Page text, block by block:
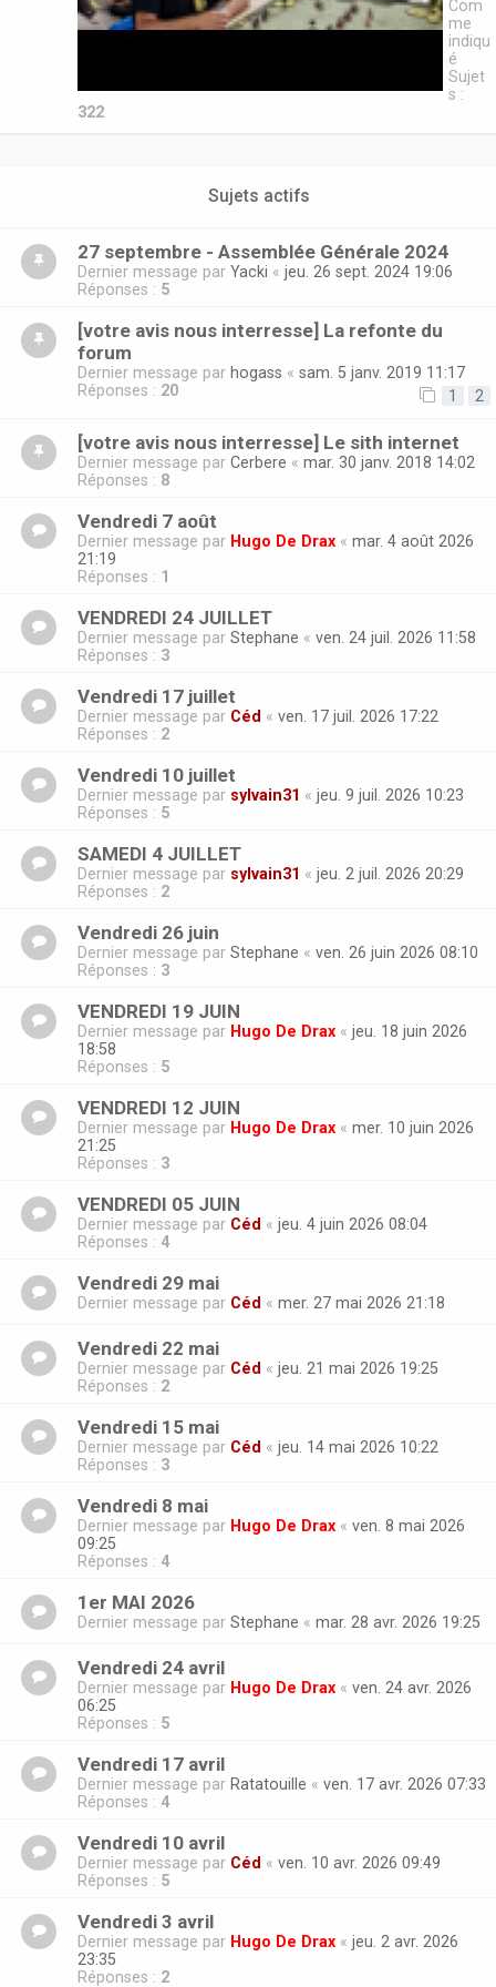
Com
me
indiqu
é
Sujet
s :
322
Sujets actifs
27 septembre - Assemblée Générale 2024
Dernier message par Yacki « jeu. 26 sept. 2024 19:06
Réponses : 5
[votre avis nous interresse] La refonte du
forum
Dernier message par hogass « sam. 5 janv. 2019 11:17
Réponses : 20 1 2
[votre avis nous interresse] Le sith internet
Dernier message par Cerbere « mar. 30 janv. 2018 14:02
Réponses : 8
Vendredi 7 août
Dernier message par Hugo De Drax « mar. 4 août 2026
21:19
Réponses : 1
VENDREDI 24 JUILLET
Dernier message par Stephane « ven. 24 juil. 2026 11:58
Réponses : 3
Vendredi 17 juillet
Dernier message par Céd « ven. 17 juil. 2026 17:22
Réponses : 2
Vendredi 10 juillet
Dernier message par sylvain31 « jeu. 9 juil. 2026 10:23
Réponses : 5
SAMEDI 4 JUILLET
Dernier message par sylvain31 « jeu. 2 juil. 2026 20:29
Réponses : 2
Vendredi 26 juin
Dernier message par Stephane « ven. 26 juin 2026 08:10
Réponses : 3
VENDREDI 19 JUIN
Dernier message par Hugo De Drax « jeu. 18 juin 2026
18:58
Réponses : 5
VENDREDI 12 JUIN
Dernier message par Hugo De Drax « mer. 10 juin 2026
21:25
Réponses : 3
VENDREDI 05 JUIN
Dernier message par Céd « jeu. 4 juin 2026 08:04
Réponses : 4
Vendredi 29 mai
Dernier message par Céd « mer. 27 mai 2026 21:18
Vendredi 22 mai
Dernier message par Céd « jeu. 21 mai 2026 19:25
Réponses : 2
Vendredi 15 mai
Dernier message par Céd « jeu. 14 mai 2026 10:22
Réponses : 3
Vendredi 8 mai
Dernier message par Hugo De Drax « ven. 8 mai 2026
09:25
Réponses : 4
1er MAI 2026
Dernier message par Stephane « mar. 28 avr. 2026 19:25
Vendredi 24 avril
Dernier message par Hugo De Drax « ven. 24 avr. 2026
06:25
Réponses : 5
Vendredi 17 avril
Dernier message par Ratatouille « ven. 17 avr. 2026 07:33
Réponses : 4
Vendredi 10 avril
Dernier message par Céd « ven. 10 avr. 2026 09:49
Réponses : 5
Vendredi 3 avril
Dernier message par Hugo De Drax « jeu. 2 avr. 2026
23:35
Réponses : 2